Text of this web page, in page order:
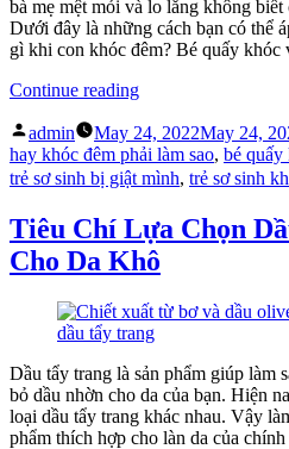
và
cách
bà mẹ mệt mỏi và lo lắng không
Dưới đây là những cách bạn có thể
gì khi con khóc đêm? Bé quấy
Continue reading“Trẻ
sinh
khóc
đêm,
ngủ
nên
làm
gì?”
Posted
by
admin May 24, 2022May 24,
hay khóc đêm phải làm sao, bé quấy
trẻ sơ sinh bị giật mình, trẻ sơ sinh
Tiêu Chí Lựa Chọn
Cho Da Khô
Dầu tẩy trang là sản phẩm giúp làm
bỏ dầu nhờn cho da của bạn. Hiện
loại dầu tẩy trang khác nhau. Vậy
phẩm thích hợp cho làn da của